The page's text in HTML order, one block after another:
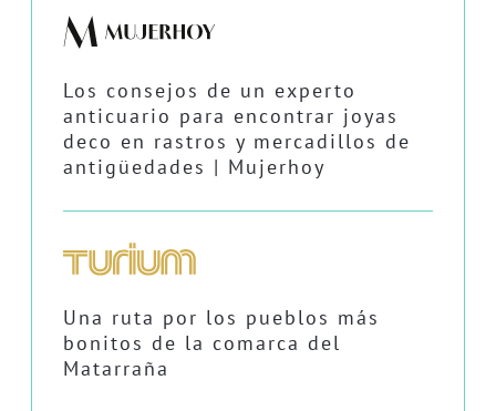
Los consejos de un experto
anticuario para encontrar joyas
deco en rastros y mercadillos de
antigüedades | Mujerhoy
Una ruta por los pueblos más
bonitos de la comarca del
Matarraña